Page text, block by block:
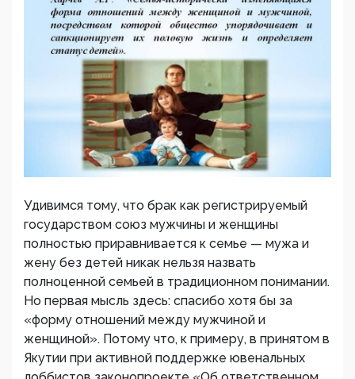
Удивимся тому, что брак как регистрируемый
государством союз мужчины и женщины
полностью приравнивается к семье — мужа и
жену без детей никак нельзя назвать
полноценной семьей в традиционном понимании.
Но первая мысль здесь: спасибо хотя бы за
«форму отношений между мужчиной и
женщиной». Потому что, к примеру, в принятом в
Якутии при активной поддержке ювенальных